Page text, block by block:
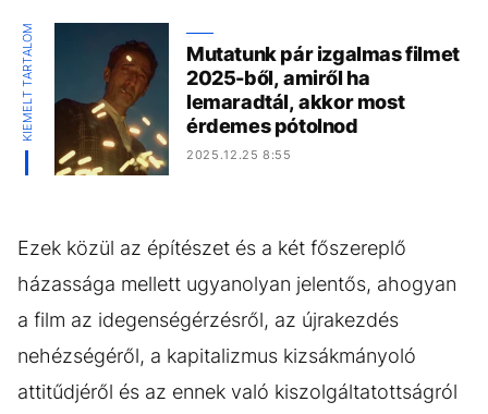
KIEMELT TARTALOM
Mutatunk pár izgalmas filmet
2025-ből, amiről ha
lemaradtál, akkor most
érdemes pótolnod
2025.12.25 8:55
Ezek közül az építészet és a két főszereplő
házassága mellett ugyanolyan jelentős, ahogyan
a film az idegenségérzésről, az újrakezdés
nehézségéről, a kapitalizmus kizsákmányoló
attitűdjéről és az ennek való kiszolgáltatottságról